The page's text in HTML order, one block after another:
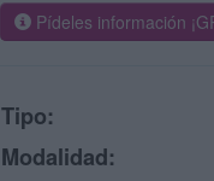
Pídeles información
Tipo:
Modalidad: